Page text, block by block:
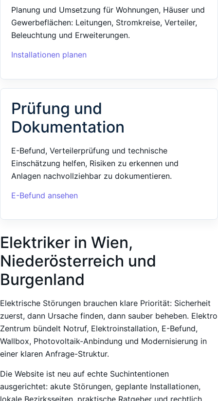
Planung und Umsetzung für Wohnungen, Häuser und
Gewerbeflächen: Leitungen, Stromkreise, Verteiler,
Beleuchtung und Erweiterungen.
Installationen planen
Prüfung und
Dokumentation
E-Befund, Verteilerprüfung und technische
Einschätzung helfen, Risiken zu erkennen und
Anlagen nachvollziehbar zu dokumentieren.
E-Befund ansehen
Elektriker in Wien,
Niederösterreich und
Burgenland
Elektrische Störungen brauchen klare Priorität: Sicherheit
zuerst, dann Ursache finden, dann sauber beheben. Elektro
Zentrum bündelt Notruf, Elektroinstallation, E-Befund,
Wallbox, Photovoltaik-Anbindung und Modernisierung in
einer klaren Anfrage-Struktur.
Die Website ist neu auf echte Suchintentionen
ausgerichtet: akute Störungen, geplante Installationen,
lokale Bezirksseiten, praktische Ratgeber und rechtlich